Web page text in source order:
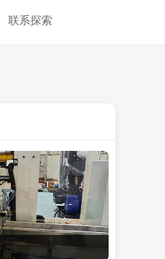
联系探索